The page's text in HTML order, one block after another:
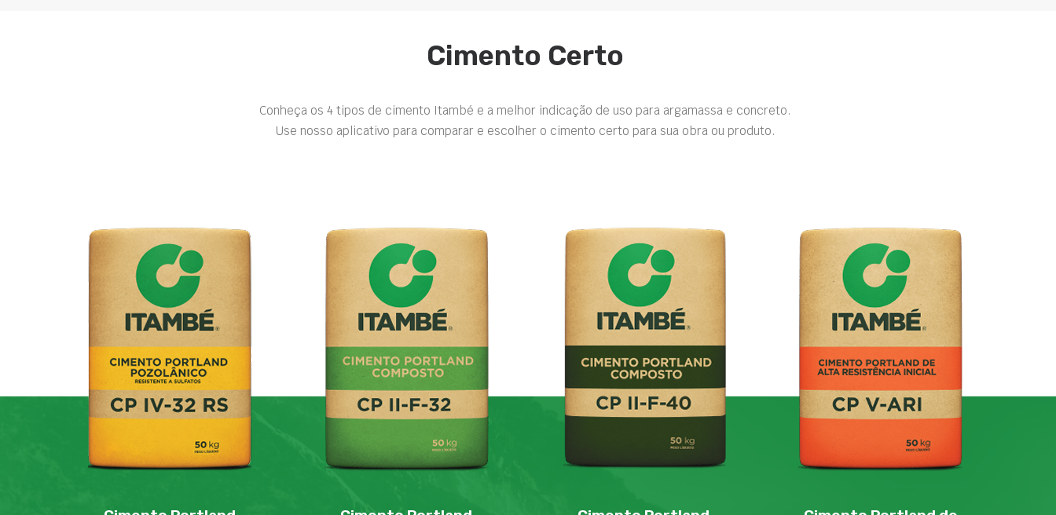
Cimento Certo
Conheça os 4 tipos de cimento Itambé e a melhor indicação de uso para argamassa e concreto.
Use nosso aplicativo para comparar e escolher o cimento certo para sua obra ou produto.